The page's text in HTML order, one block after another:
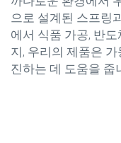
으로 설계된 스프링
에서 식품 가공, 반
지, 우리의 제품은
진하는 데 도움을 줍